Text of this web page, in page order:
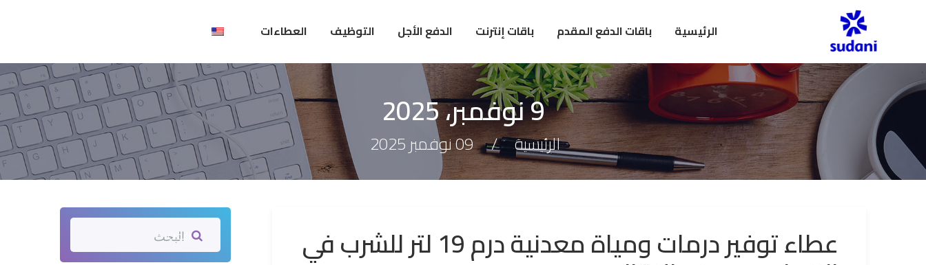
الرئيسية باقات الدفع المقدم باقات إنترنت الدفع الأجل التوظيف العطاءات
9 نوفمبر، 2025
الرئيسية 09 نوفمبر 2025
عطاء توفير درمات ومياة معدنية درم 19 لتر للشرب في البحث